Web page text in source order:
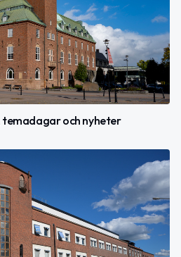
temadagar och nyheter